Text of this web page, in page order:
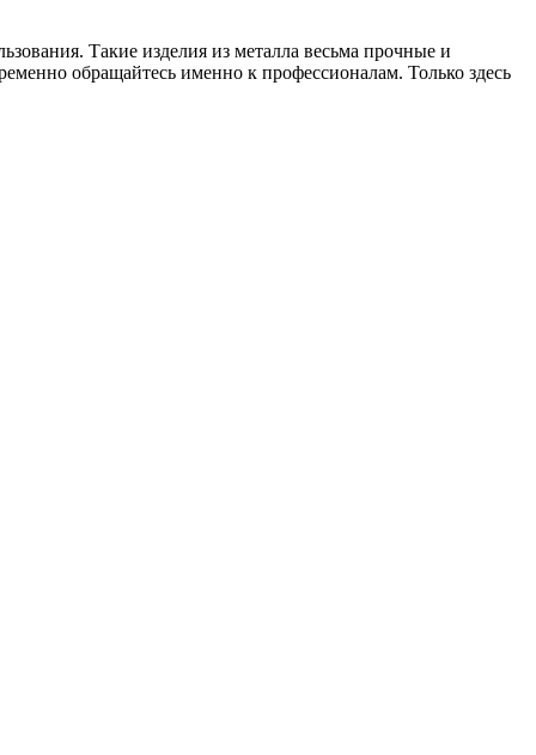
Такие изделия из металла весьма прочные и
обращайтесь именно к профессионалам. Только здесь